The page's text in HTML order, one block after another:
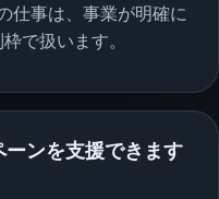
仕事は、事業が明確に
で扱います。
ンを支援できます